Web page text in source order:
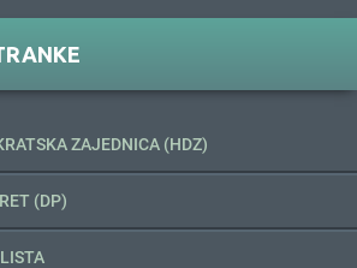
ZAJEDNICA (HDZ)
(DP)